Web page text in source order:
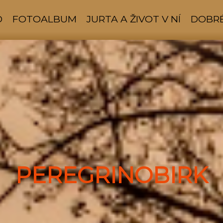
FOTOALBUM JURTA A ŽIVOT V NÍ
PEREGRINOBIRK